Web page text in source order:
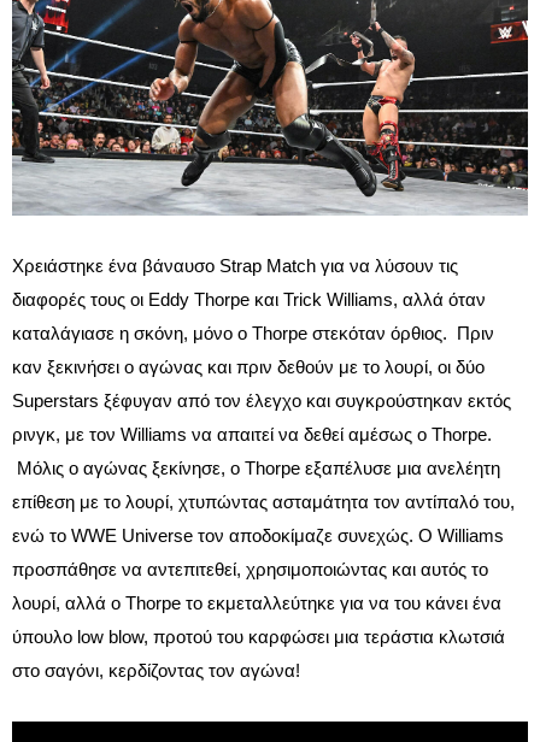
Χρειάστηκε ένα βάναυσο Strap Match για να λύσουν τις
διαφορές τους οι Eddy Thorpe και Trick Williams, αλλά όταν
καταλάγιασε η σκόνη, μόνο ο Thorpe στεκόταν όρθιος. Πριν
καν ξεκινήσει ο αγώνας και πριν δεθούν με το λουρί, οι δύο
Superstars ξέφυγαν από τον έλεγχο και συγκρούστηκαν εκτός
ρινγκ, με τον Williams να απαιτεί να δεθεί αμέσως ο Thorpe.
Μόλις ο αγώνας ξεκίνησε, ο Thorpe εξαπέλυσε μια ανελέητη
επίθεση με το λουρί, χτυπώντας ασταμάτητα τον αντίπαλό του,
ενώ το WWE Universe τον αποδοκίμαζε συνεχώς. Ο Williams
προσπάθησε να αντεπιτεθεί, χρησιμοποιώντας και αυτός το
λουρί, αλλά ο Thorpe το εκμεταλλεύτηκε για να του κάνει ένα
ύπουλο low blow, προτού του καρφώσει μια τεράστια κλωτσιά
στο σαγόνι, κερδίζοντας τον αγώνα!